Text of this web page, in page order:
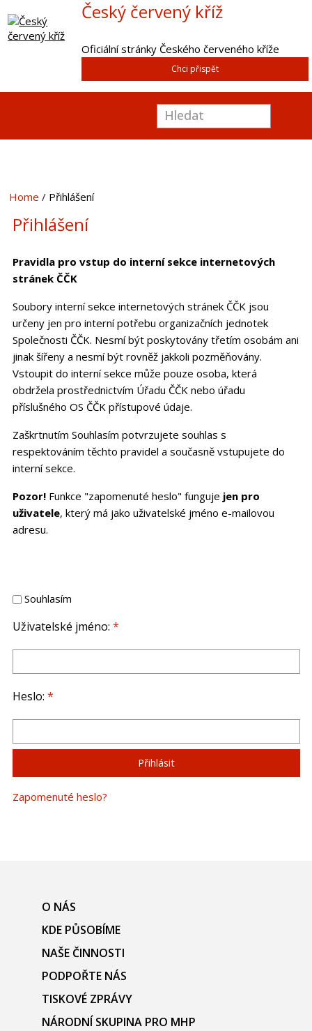
Český červený kříž
Oficiální stránky Českého červeného kříže
Chci přispět
Home Přihlášení
Přihlášení
Pravidla pro vstup do interní sekce internetových
stránek ČČK
Soubory interní sekce internetových stránek ČČK jsou
určeny jen pro interní potřebu organizačních jednotek
Společnosti ČČK. Nesmí být poskytovány třetím osobám ani
jinak šířeny a nesmí být rovněž jakkoli pozměňovány.
Vstoupit do interní sekce může pouze osoba, která
obdržela prostřednictvím Úřadu ČČK nebo úřadu
příslušného OS ČČK přístupové údaje.
Zaškrtnutím Souhlasím potvrzujete souhlas s
respektováním těchto pravidel a současně vstupujete do
interní sekce.
Pozor!Funkce "zapomenuté heslo" funguje jen pro
uživatele, který má jako uživatelské jméno e-mailovou
adresu.
Souhlasím
Uživatelské jméno: *
Heslo: *
Zapomenuté heslo?
O NÁS
KDE PŮSOBÍME
NAŠE ČINNOSTI
PODPOŘTE NÁS
TISKOVÉ ZPRÁVY
NÁRODNÍ SKUPINA PRO MHP